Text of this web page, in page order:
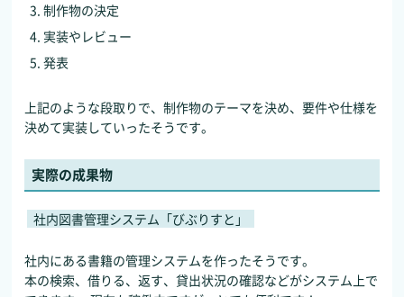
制作物の決定
実装やレビュー
発表
上記のような段取りで、制作物のテーマを決め、要件や仕様を
決めて実装していったそうです。
実際の成果物
社内図書管理システム「びぶりすと」
社内にある書籍の管理システムを作ったそうです。
本の検索、借りる、返す、貸出状況の確認などがシステム上で